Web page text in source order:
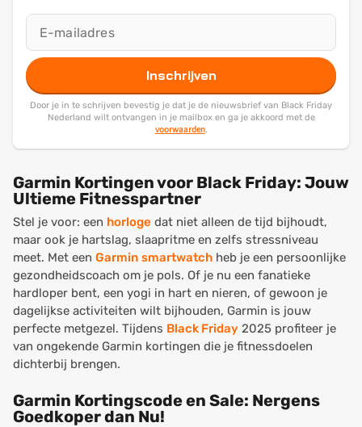
Inschrijven
Door je in te schrijven bevestig je dat je de nieuwsbrief van Black Friday
Nederland wilt ontvangen in je mailbox en ga je akkoord met de
voorwaarden.
Garmin Kortingen voor Black Friday: Jouw
Ultieme Fitnesspartner
Stel je voor: een horloge dat niet alleen de tijd bijhoudt,
maar ook je hartslag, slaapritme en zelfs stressniveau
meet. Met een Garmin smartwatch heb je een persoonlijke
gezondheidscoach om je pols. Of je nu een fanatieke
hardloper bent, een yogi in hart en nieren, of gewoon je
dagelijkse activiteiten wilt bijhouden, Garmin is jouw
perfecte metgezel. Tijdens Black Friday 2025 profiteer je
van ongekende Garmin kortingen die je fitnessdoelen
dichterbij brengen.
Garmin Kortingscode en Sale: Nergens
Goedkoper dan Nu!